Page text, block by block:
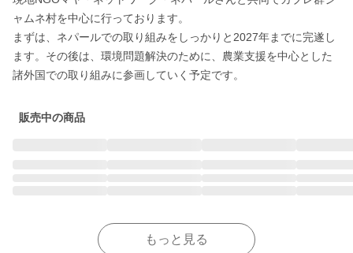
ャムネ村を中心に行っております。
まずは、ネパールでの取り組みをしっかりと2027年までに完遂し
ます。その後は、環境問題解決のために、農業支援を中心とした
諸外国での取り組みに参画していく予定です。
販売中の商品
もっと見る